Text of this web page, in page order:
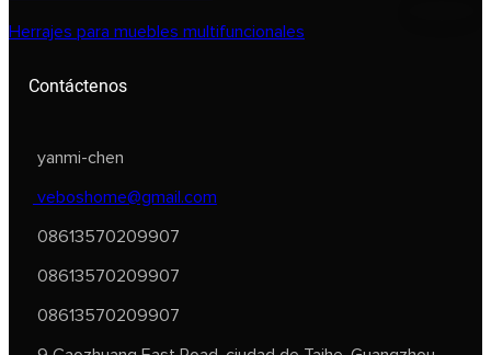
Herrajes para muebles multifuncionales
Contáctenos
yanmi-chen
veboshome@gmail.com
08613570209907
08613570209907
08613570209907